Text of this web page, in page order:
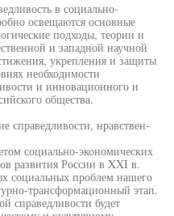
в социально-
освещаются основные
подходы, теории и
и западной научной
укрепления и защиты
необходимости
и инновационного и
общества.
справедливости, нравствен-
социально-экономических
развития России в XXI в.
социальных проблем нашего
трансформационный этап.
справедливости будет